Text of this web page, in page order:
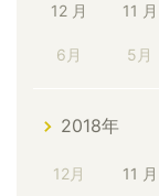
12 月 11 月
6月 5月
2018年
12月 11 月